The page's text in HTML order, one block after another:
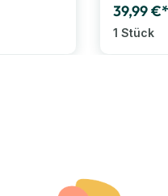
39,99 €*
1 Stück